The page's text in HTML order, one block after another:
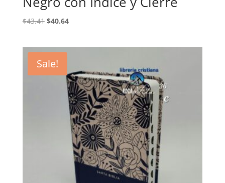
$43.41 Original
$43.41.
$40.64Current
Sale!